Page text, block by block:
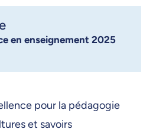
en enseignement 2025
pour la pédagogie
et savoirs